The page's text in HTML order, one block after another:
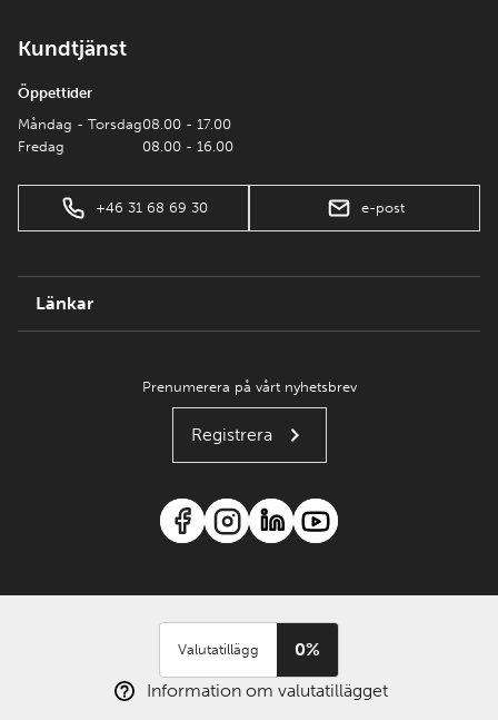
Kundtjänst
Öppettider
Måndag - Torsdag
Fredag
08.00 - 17.00
08.00 - 16.00
+46 31 68 69 30 e-post
Länkar
Prenumerera på vårt nyhetsbrev
Registrera
Valutatillägg
0%
Information om valutatillägget